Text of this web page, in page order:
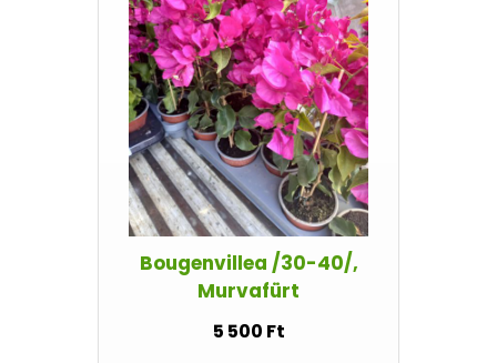
Bougenvillea /30-40/,
Murvafürt
5 500 Ft